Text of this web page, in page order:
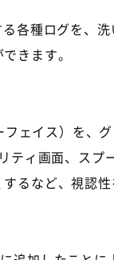
各種ログを、
きます。
ェイス）を、
ィ画面、ス
るなど、視認